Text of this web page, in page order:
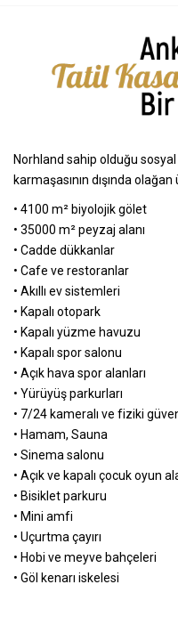
Norhland sahip olduğu
karmaşasının dışında
• 4100 m² biyolojik gölet
• 35000 m² peyzaj alanı
• Cadde dükkanlar
• Cafe ve restoranlar
• Akıllı ev sistemleri
• Kapalı otopark
• Kapalı yüzme havuzu
• Kapalı spor salonu
• Açık hava spor alanları
• Yürüyüş parkurları
• 7/24 kameralı ve fiziki
• Hamam, Sauna
• Sinema salonu
• Açık ve kapalı çocuk oyun
• Bisiklet parkuru
• Mini amfi
• Uçurtma çayırı
• Hobi ve meyve bahçeleri
• Göl kenarı iskelesi